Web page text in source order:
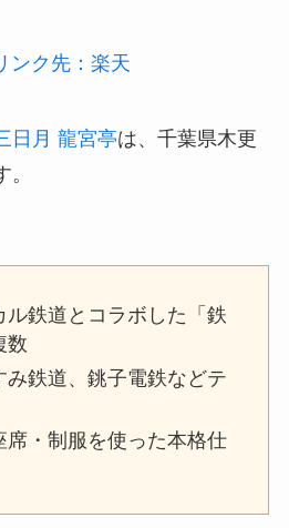
ンク先：楽天
日月 龍宮亭は、千葉県木更
ル鉄道とコラボした「鉄
数
み鉄道、銚子電鉄などテ
席・制服を使った本格仕